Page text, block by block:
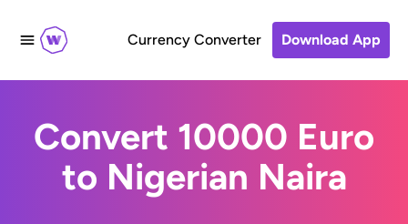
Currency Converter Download App
Convert 10000 Euro
to Nigerian Naira